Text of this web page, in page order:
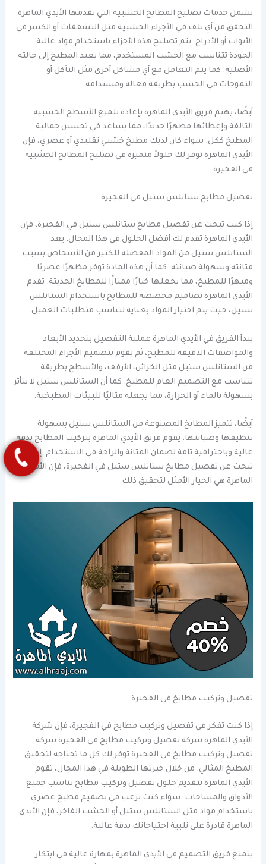
تشمل خدمات تصليح المطابخ الخشبية التي تقدمها الأيدي الماهرة
التحقق من أي تلف في الأجزاء الخشبية مثل التشققات أو الكسر في
الأبواب أو الأدراج. يتم تصليح هذه الأجزاء باستخدام مواد عالية
الجودة تتناسب مع الخشب المستخدم، مما يعيد المطبخ إلى حالته
الأصلية. كما يتم التعامل مع أي مشاكل أخرى مثل التآكل أو
التموجات في الخشب بطريقة فعالة ومستدامة.
أيضًا، يهتم فريق الأيدي الماهرة بإعادة تلميع الأسطح الخشبية
التالفة وإعطائها مظهرًا جديدًا، مما يساعد في تحسين جمالية
المطبخ ككل. سواء كان لديك مطبخ خشبي تقليدي أو عصري، فإن
الأيدي الماهرة توفر لك حلولاً متميزة في تصليح المطابخ الخشبية
في الفجيرة.
تفصيل مطابخ ستانلس ستيل في الفجيرة
إذا كنت تبحث عن تفصيل مطابخ ستانلس ستيل في الفجيرة، فإن
الأيدي الماهرة تقدم لك أفضل الحلول في هذا المجال. يعد
الستانلس ستيل من المواد المفضلة للكثير من الأشخاص بسبب
متانته وسهولة صيانته. كما أن هذه المادة توفر مظهرًا عصريًا
ومبهرًا للمطبخ، مما يجعلها خيارًا ممتازًا للمطابخ الحديثة. تقدم
الأيدي الماهرة تصاميم مخصصة للمطابخ باستخدام الستانلس
ستيل، حيث يتم اختيار المواد بعناية لتناسب متطلبات العميل.
يبدأ الفريق في الأيدي الماهرة عملية التفصيل بتحديد الأبعاد
والمواصفات الدقيقة للمطبخ، ثم يقوم بتصميم الأجزاء المختلفة
من الستانلس ستيل مثل الخزائن، الأرفف، والأسطح بطريقة
تتناسب مع التصميم العام للمطبخ. كما أن الستانلس ستيل لا يتأثر
بسهولة بالماء أو الحرارة، مما يجعله مثاليًا للبيئات المطبخية.
أيضًا، تتميز المطابخ المصنوعة من الستانلس ستيل بسهولة
تنظيفها وصيانتها. يقوم فريق الأيدي الماهرة بتركيب المطابخ بدقة
عالية وباحترافية تامة لضمان المتانة والراحة في الاستخدام. إذا كنت
تبحث عن تفصيل مطابخ ستانلس ستيل في الفجيرة، فإن الأيدي
الماهرة هي الخيار الأمثل لتحقيق ذلك.
تفصيل وتركيب مطابخ في الفجيرة
إذا كنت تفكر في تفصيل وتركيب مطابخ في الفجيرة، فإن شركة
الأيدي الماهرة شركة تفصيل وتركيب مطابخ في الفجيرة شركة
تفصيل وتركيب مطابخ في الفجيرة توفر لك كل ما تحتاجه لتحقيق
المطبخ المثالي. من خلال خبرتها الطويلة في هذا المجال، تقوم
الأيدي الماهرة بتقديم حلول تفصيل وتركيب مطابخ تناسب جميع
الأذواق والمساحات. سواء كنت ترغب في تصميم مطبخ عصري
باستخدام مواد مثل الستانلس ستيل أو الخشب الفاخر، فإن الأيدي
الماهرة قادرة على تلبية احتياجاتك بدقة عالية.
يتمتع فريق التصميم في الأيدي الماهرة بمهارة عالية في ابتكار